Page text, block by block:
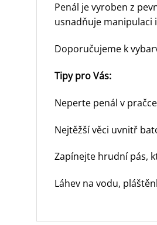
Penál je vyroben z
usnadňuje manipulaci
Doporučujeme k
Tipy pro Vás:
Neperte penál v
Nejtěžší věci uvnitř
Zapínejte hrudní pás,
Láhev na vodu,